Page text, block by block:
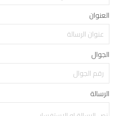
العنوان
الجوال
الرسالة